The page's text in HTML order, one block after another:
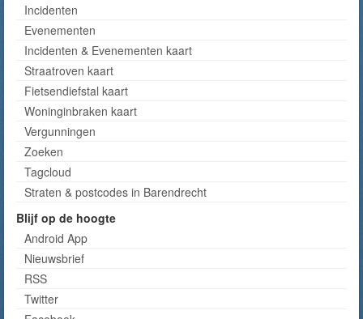
Incidenten
Evenementen
Incidenten & Evenementen kaart
Straatroven kaart
Fietsendiefstal kaart
Woninginbraken kaart
Vergunningen
Zoeken
Tagcloud
Straten & postcodes in Barendrecht
Blijf op de hoogte
Android App
Nieuwsbrief
RSS
Twitter